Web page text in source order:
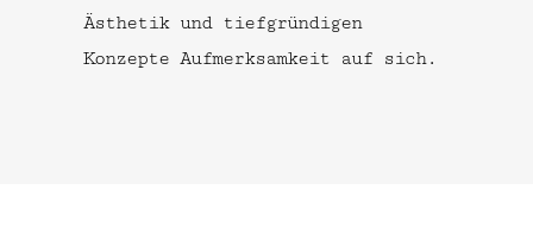
Ästhetik und tiefgründigen
Konzepte Aufmerksamkeit auf sich.